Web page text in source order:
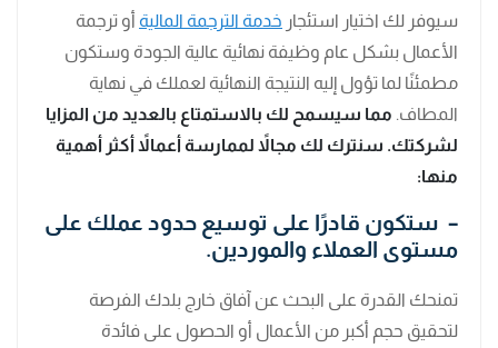
سيوفر لك اختيار استئجار خدمة الترجمة المالية أو ترجمة
الأعمال بشكل عام وظيفة نهائية عالية الجودة وستكون
مطمئنًا لما تؤول إليه النتيجة النهائية لعملك في نهاية
المطاف. مما سيسمح لك بالاستمتاع بالعديد من المزايا
لشركتك. سنترك لك مجالاً لممارسة أعمالاً أكثر أهمية
منها:
– ستكون قادرًا على توسيع حدود عملك على
مستوى العملاء والموردين.
تمنحك القدرة على البحث عن آفاق خارج بلدك الفرصة
لتحقيق حجم أكبر من الأعمال أو الحصول على فائدة